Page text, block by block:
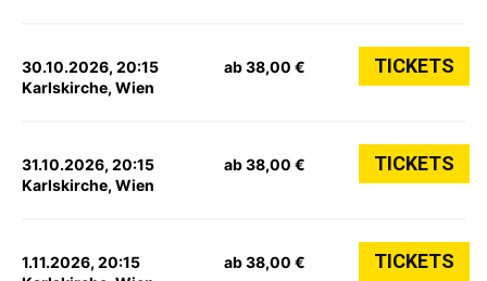
30.10.2026, 20:15
Karlskirche, Wien
ab 38,00 € TICKETS
31.10.2026, 20:15
Karlskirche, Wien
ab 38,00 € TICKETS
1.11.2026, 20:15
ab 38,00 € TICKETS